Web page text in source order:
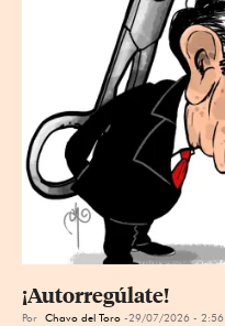
¡Autorregúlate!
Por Chavo del Toro 29/07/2026 - 2:56